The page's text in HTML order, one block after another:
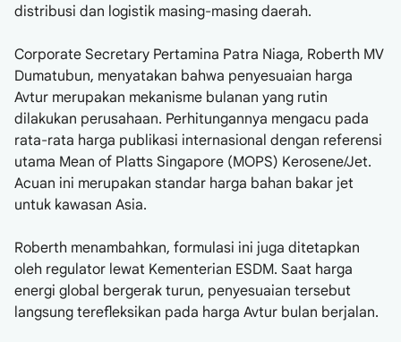
distribusi dan logistik masing-masing daerah.
Corporate Secretary Pertamina Patra Niaga, Roberth MV
Dumatubun, menyatakan bahwa penyesuaian harga
Avtur merupakan mekanisme bulanan yang rutin
dilakukan perusahaan. Perhitungannya mengacu pada
rata-rata harga publikasi internasional dengan referensi
utama Mean of Platts Singapore (MOPS) Kerosene/Jet.
Acuan ini merupakan standar harga bahan bakar jet
untuk kawasan Asia.
Roberth menambahkan, formulasi ini juga ditetapkan
oleh regulator lewat Kementerian ESDM. Saat harga
energi global bergerak turun, penyesuaian tersebut
langsung terefleksikan pada harga Avtur bulan berjalan.